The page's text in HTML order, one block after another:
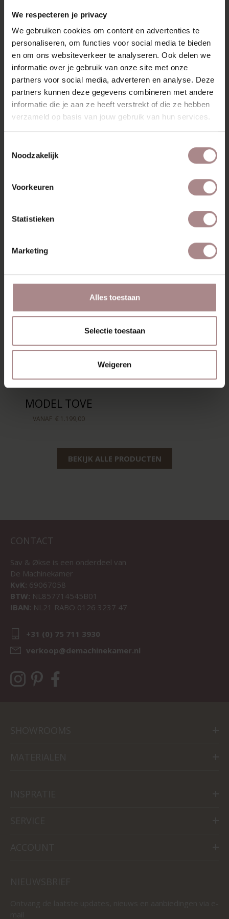
We respecteren je privacy
We gebruiken cookies om content en advertenties te
personaliseren, om functies voor social media te bieden
en om ons websiteverkeer te analyseren. Ook delen we
informatie over je gebruik van onze site met onze
partners voor social media, adverteren en analyse. Deze
partners kunnen deze gegevens combineren met andere
informatie die je aan ze heeft verstrekt of die ze hebben
verzameld op basis van jouw gebruik van hun services.
Noodzakelijk
Voorkeuren
Statistieken
Marketing
Alles toestaan
Selectie toestaan
Weigeren
betoverd?
Bekijk
hier
de opstellingen en afmetingen van bank Tove.
Jarenlang zorgeloos genieten? Bestel de vlekken- en
constructieservice van Oranje Furniture Care (All In House
service) bij je bank.
MOGELIJKHEDEN
KENMERKEN
STOFSTALEN BESTELLEN
RECENT BEKEKEN
MODEL TOVE
VANAF € 1.199,00
BEKIJK ALLE PRODUCTEN
CONTACT
Sav & Økse is een onderdeel van
De Machinekamer
KvK: 69067058
BTW: NL857714545B01
IBAN: NL21 RABO 0126 3237 47
+31 (0) 75 711 3930
verkoop@demachinekamer.nl